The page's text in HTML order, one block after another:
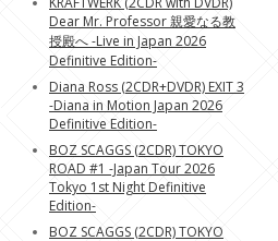
Dear Mr. Professor 親愛なる教
授殿へ -Live in Japan 2026
Definitive Edition-
Diana Ross (2CDR+DVDR) EXIT 3
-Diana in Motion Japan 2026
Definitive Edition-
BOZ SCAGGS (2CDR) TOKYO
ROAD #1 -Japan Tour 2026
Tokyo 1st Night Definitive
Edition-
BOZ SCAGGS (2CDR) TOKYO